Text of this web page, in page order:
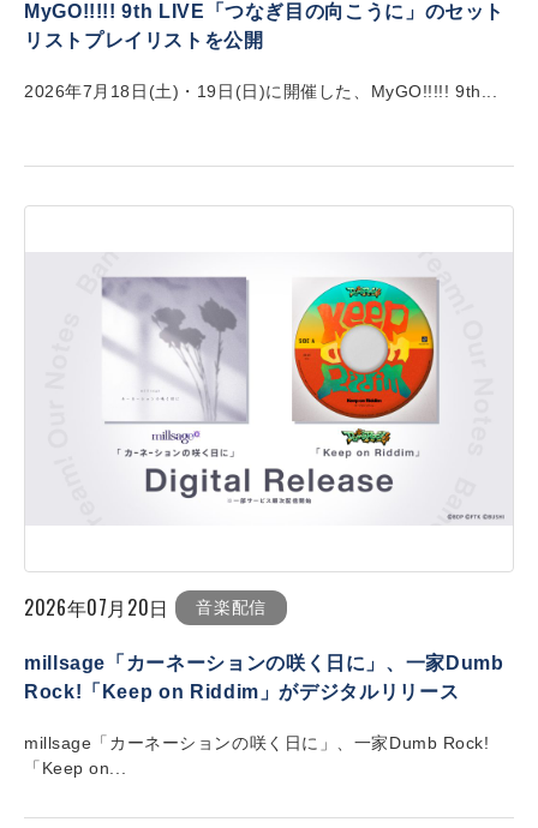
MyGO!!!!! 9th LIVE「つなぎ目の向こうに」のセット
リストプレイリストを公開
2026年7月18日(土)・19日(日)に開催した、MyGO!!!!! 9th...
2026年07月20日 音楽配信
millsage「カーネーションの咲く日に」、一家Dumb
Rock!「Keep on Riddim」がデジタルリリース
millsage「カーネーションの咲く日に」、一家Dumb Rock!
「Keep on...